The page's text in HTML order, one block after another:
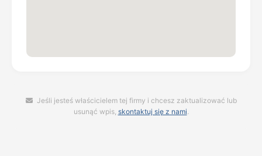
Jeśli jesteś właścicielem tej firmy i chcesz zaktualizować lub
usunąć wpis, skontaktuj się z nami.